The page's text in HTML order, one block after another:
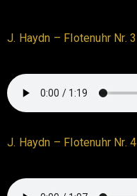
J. Haydn – Flotenuhr Nr. 3
J. Haydn – Flotenuhr Nr. 4